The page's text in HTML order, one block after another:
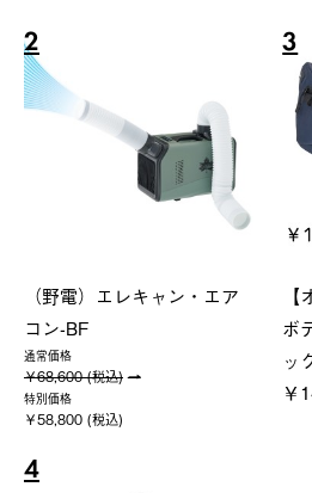
2
（野電）エレキャン・エア
コン-BF
通常価格
￥68,600 (税込)
特別価格
￥58,800 (税込)
3
ボ
ッ
￥
4